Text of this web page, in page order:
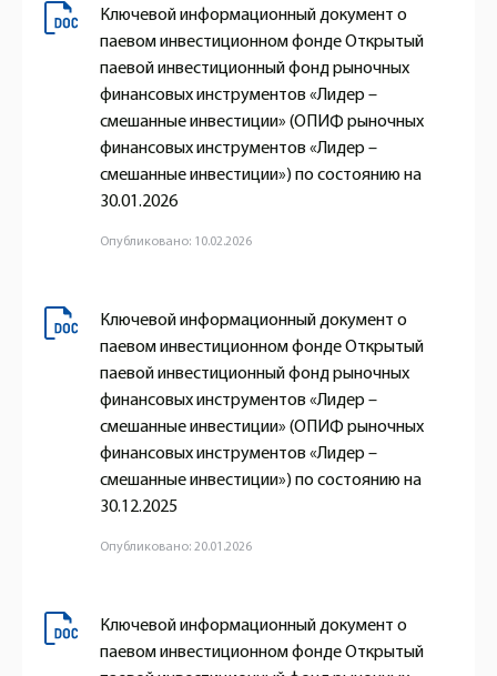
Ключевой информационный документ о
паевом инвестиционном фонде Открытый
паевой инвестиционный фонд рыночных
финансовых инструментов «Лидер –
смешанные инвестиции» (ОПИФ рыночных
финансовых инструментов «Лидер –
смешанные инвестиции») по состоянию на
30.01.2026
Опубликовано: 10.02.2026
Ключевой информационный документ о
паевом инвестиционном фонде Открытый
паевой инвестиционный фонд рыночных
финансовых инструментов «Лидер –
смешанные инвестиции» (ОПИФ рыночных
финансовых инструментов «Лидер –
смешанные инвестиции») по состоянию на
30.12.2025
Опубликовано: 20.01.2026
Ключевой информационный документ о
паевом инвестиционном фонде Открытый